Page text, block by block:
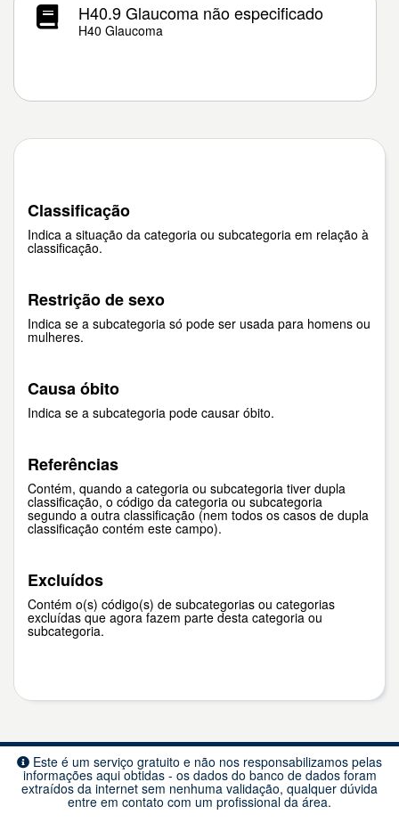
H40.9 Glaucoma não especificado
H40 Glaucoma
Classificação
Indica a situação da categoria ou subcategoria em relação à
classificação.
Restrição de sexo
Indica se a subcategoria só pode ser usada para homens ou
mulheres.
Causa óbito
Indica se a subcategoria pode causar óbito.
Referências
Contém, quando a categoria ou subcategoria tiver dupla
classificação, o código da categoria ou subcategoria
segundo a outra classificação (nem todos os casos de dupla
classificação contém este campo).
Excluídos
Contém o(s) código(s) de subcategorias ou categorias
excluídas que agora fazem parte desta categoria ou
subcategoria.
Este é um serviço gratuito e não nos responsabilizamos pelas
informações aqui obtidas - os dados do banco de dados foram
extraídos da internet sem nenhuma validação, qualquer dúvida
entre em contato com um profissional da área.